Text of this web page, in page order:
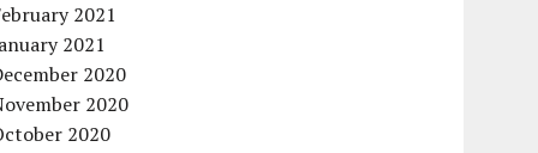
2021
2021
2020
2020
2020